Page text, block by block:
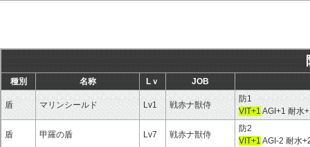
種別 名称 Lｖ JOB
盾 マリンシールド Lv1 戦赤ナ獣侍
防1
VIT+1 AGI+1 耐水
盾 甲羅の盾 Lv7 戦赤ナ獣侍
防2
VIT+1 AGI-2 耐水